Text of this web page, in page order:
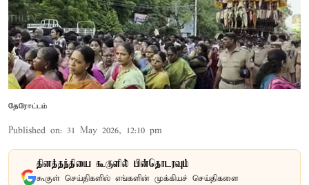
தேரோட்டம்
Published on: 31 May 2026, 12:10 pm
தினத்தந்தியை கூகுளில் பின்தொடரவும்
கூகுள் செய்திகளில் எங்களின் முக்கியச் செய்திகளை